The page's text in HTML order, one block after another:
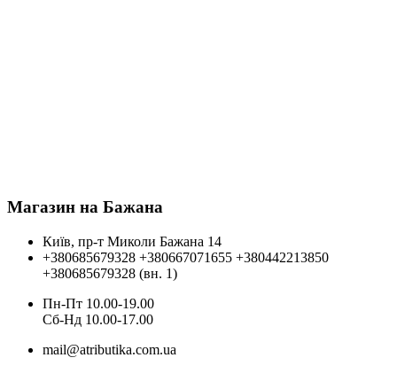
Магазин на Бажана
Київ, пр-т Миколи Бажана 14
+380685679328 +380667071655 +380442213850
+380685679328 (вн. 1)
Пн-Пт 10.00-19.00
Cб-Нд 10.00-17.00
mail@atributika.com.ua